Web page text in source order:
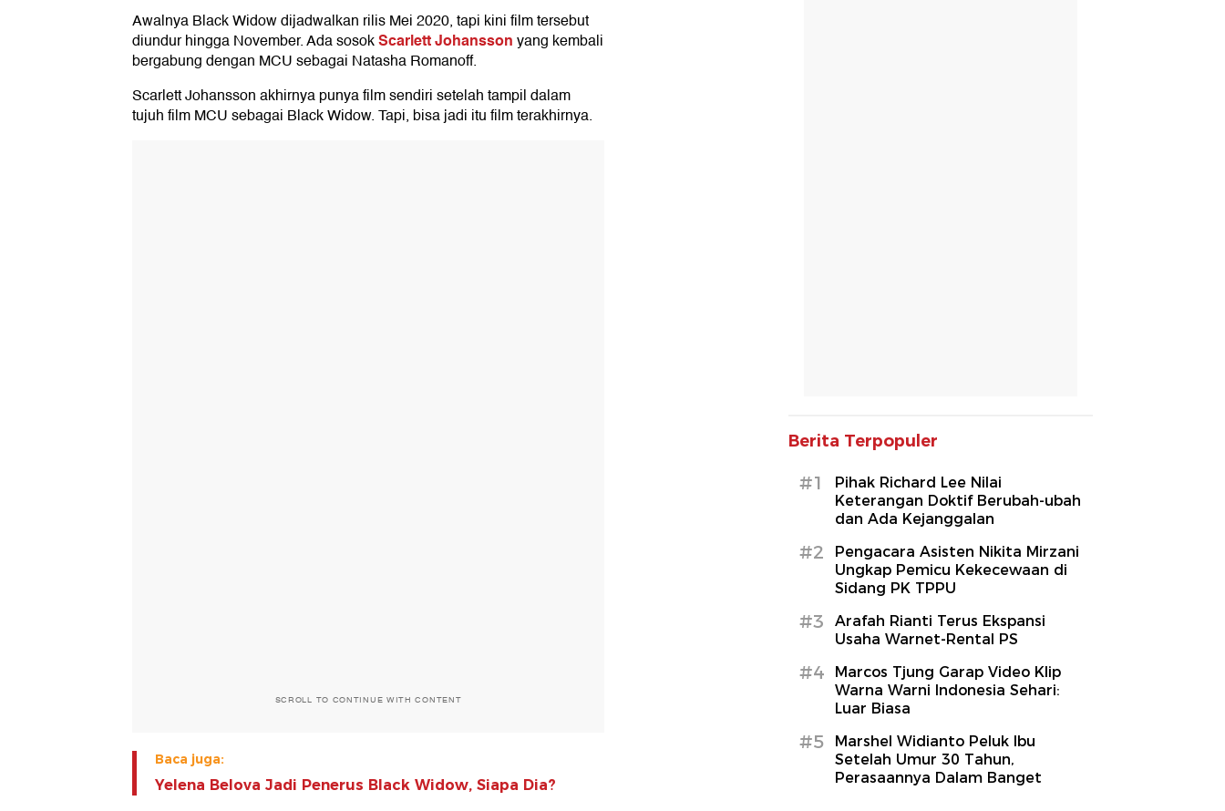
Awalnya Black Widow dijadwalkan rilis Mei 2020, tapi kini film tersebut
diundur hingga November. Ada sosokScarlett Johanssonyang kembali
bergabung dengan MCU sebagai Natasha Romanoff.
Scarlett Johansson akhirnya punya film sendiri setelah tampil dalam
tujuh film MCU sebagai Black Widow. Tapi, bisa jadi itu film terakhirnya.
SCROLL TO CONTINUE WITH CONTENT
Baca juga:
Yelena Belova Jadi Penerus Black Widow, Siapa Dia?
Berita Terpopuler
#1
Pihak Richard Lee Nilai
Keterangan Doktif Berubah-ubah
dan Ada Kejanggalan
#2
Pengacara Asisten Nikita Mirzani
Ungkap Pemicu Kekecewaan di
Sidang PK TPPU
#3
Arafah Rianti Terus Ekspansi
Usaha Warnet-Rental PS
#4
Marcos Tjung Garap Video Klip
Warna Warni Indonesia Sehari:
Luar Biasa
#5
Marshel Widianto Peluk Ibu
Setelah Umur 30 Tahun,
Perasaannya Dalam Banget